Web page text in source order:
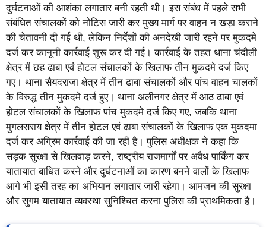
दुर्घटनाओं की आशंका लगातार बनी रहती थी। इस संबंध में पहले सभी
संबंधित संचालकों को नोटिस जारी कर मुख्य मार्ग पर वाहन न खड़ा कराने
की चेतावनी दी गई थी, लेकिन निर्देशों की अनदेखी जारी रहने पर मुकदमे
दर्ज कर कानूनी कार्रवाई शुरू कर दी गई। कार्रवाई के तहत थाना चंदौली
क्षेत्र में छह ढाबा एवं होटल संचालकों के खिलाफ तीन मुकदमे दर्ज किए
गए। थाना सैयदराजा क्षेत्र में तीन ढाबा संचालकों और पांच वाहन चालकों
के विरुद्ध तीन मुकदमे दर्ज हुए। थाना अलीनगर क्षेत्र में आठ ढाबा एवं
होटल संचालकों के खिलाफ पांच मुकदमे दर्ज किए गए, जबकि थाना
मुगलसराय क्षेत्र में तीन होटल एवं ढाबा संचालकों के खिलाफ एक मुकदमा
दर्ज कर अग्रिम कार्रवाई की जा रही है। पुलिस अधीक्षक ने कहा कि
सड़क सुरक्षा से खिलवाड़ करने, राष्ट्रीय राजमार्गों पर अवैध पार्किंग कर
यातायात बाधित करने और दुर्घटनाओं का कारण बनने वालों के खिलाफ
आगे भी इसी तरह का अभियान लगातार जारी रहेगा। आमजन की सुरक्षा
और सुगम यातायात व्यवस्था सुनिश्चित करना पुलिस की प्राथमिकता है।